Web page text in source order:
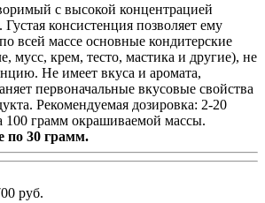
с высокой концентрацией
консистенция позволяет ему
всей массе основные кондитерские
мусс, крем, тесто, мастика и другие), не
Не имеет вкуса и аромата,
первоначальные вкусовые свойства
Рекомендуемая дозировка: 2-20
100 грамм окрашиваемой массы.
по 30 грамм.
руб.